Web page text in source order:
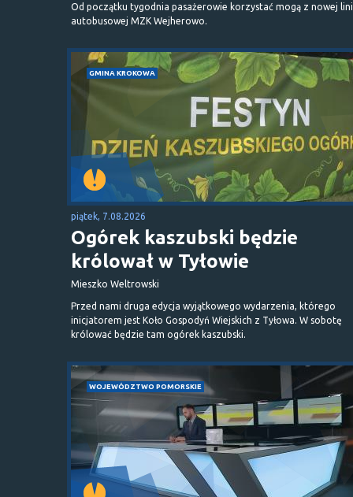
Od początku tygodnia pasażerowie korzystać mogą z nowej
autobusowej MZK Wejherowo.
GMINA KROKOWA
piątek, 7.08.2026
Ogórek kaszubski będzie
królował w Tyłowie
Mieszko Weltrowski
Przed nami druga edycja wyjątkowego wydarzenia, którego
inicjatorem jest Koło Gospodyń Wiejskich z Tyłowa. W sobotę
królować będzie tam ogórek kaszubski.
WOJEWÓDZTWO POMORSKIE